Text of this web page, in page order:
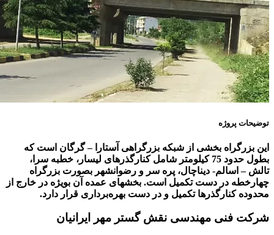
توضیحات پروژه
این بزرگراه بخشی از شبکه بزرگراهی آستارا–گرگان است که
بطول حدود 75 کیلومتر شامل کنارگذرهای لیسار، خطبه سرا،
تالش–اسالم- دیناچال، پره سر و رضوانشهر بصورت بزرگراه
چهارخطه در دست تکمیل است. بخشهای عمده آن بویژه در خارج از
محدوده کنارگذرها تکمیل و در دست بهره‌برداری قرار دارد.
شرکت فنی مهندسی نقش گستر مهر ایرانیان